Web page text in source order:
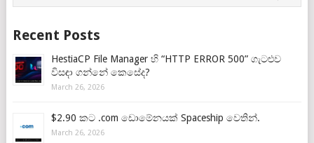
Recent Posts
HestiaCP File Manager හි “HTTP ERROR 500” ගැටළුව
විසඳා ගන්නේ කෙසේද?
March 26, 2026
$2.90 කට .com ඩොමේනයක් Spaceship වෙතින්.
March 26, 2026